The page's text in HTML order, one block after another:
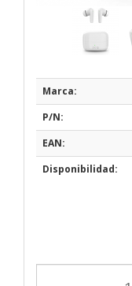
Marca:
P/N:
EAN:
Disponibilidad: